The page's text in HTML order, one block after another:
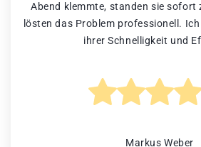
Abend klemmte, standen sie sofort
lösten das Problem professionell.
ihrer Schnelligkeit und
Markus Weber